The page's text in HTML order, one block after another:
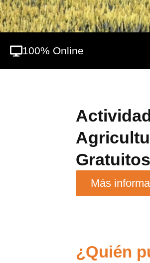
100% Online
Gratuitos
Más
¿Quién